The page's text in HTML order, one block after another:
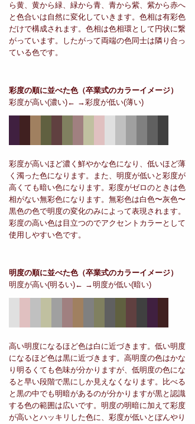
ら黄、黄から緑、緑から青、青から紫、紫から赤へ
と色合いは自然に変化していきます。色相は有彩色
だけで構成されます。色相は色相環として円状に繋
がっています。したがって両端の色同士は隣り合っ
ている色です。
彩度の順に並べた色（卒業式のカラーイメージ）
彩度が高い(濃い)← →彩度が低い(薄い)
彩度が高いほど濃く鮮やかな色になり、低いほど薄
く濁った色になります。また、明度が低いと彩度が
高くても暗い色になります。彩度がゼロのときは色
相がない無彩色になります。無彩色は白色〜灰色〜
黒色の色で明度の変化のみによって表現されます。
彩度の高い色は目立つのでアクセントカラーとして
使用しやすい色です。
明度の順に並べた色（卒業式のカラーイメージ）
明度が高い(明るい)← →明度が低い(暗い)
高い明度になるほど色は白に近づきます。低い明度
になるほど色は黒に近づきます。高明度の色はかな
り明るくても色味が分かりますが、低明度の色にな
ると早い段階で黒にしか見えなくなります。比べる
と黒の中でも明暗があるのが分かりますが黒と認識
する色の範囲は広いです。明度の明暗に加えて彩度
が高いとハッキリした色に、彩度が低いとぼんやり